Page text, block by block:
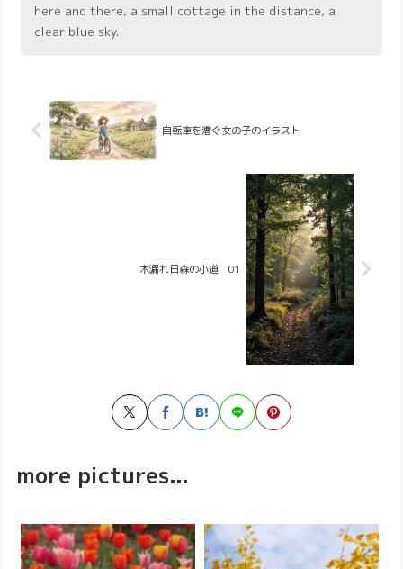
here and there, a small cottage in the distance, a
clear blue sky.
自転車を漕ぐ女の子のイラスト
木漏れ日森の小道 01
more pictures...